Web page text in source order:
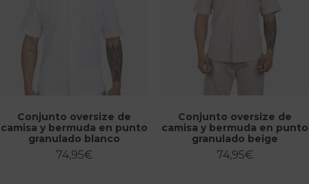
Conjunto oversize de
camisa y bermuda en punto
granulado blanco
74,95€
Conjunto oversize de
camisa y bermuda en punto
granulado beige
74,95€